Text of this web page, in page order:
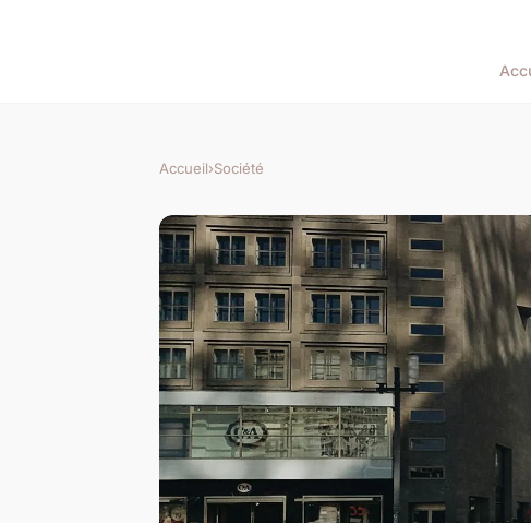
Accueil›Société